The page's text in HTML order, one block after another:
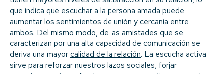
que indica que escuchar a la persona amada puede
aumentar los sentimientos de unión y cercanía entre
ambos. Del mismo modo, de las amistades que se
caracterizan por una alta capacidad de comunicación se
deriva una mayorcalidad de la relación. La escucha activa
sirve para reforzar nuestros lazos sociales, forjar